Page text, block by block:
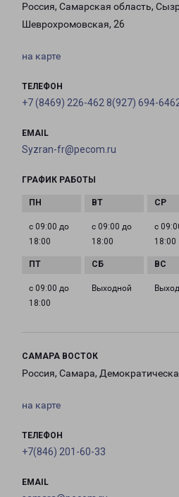
Россия, Самарская область,
Шеврохромовская, 26
на карте
ТЕЛЕФОН
+7 (8469) 226-462 8(927) 694-
EMAIL
Syzran-fr@pecom.ru
ГРАФИК РАБОТЫ
с 09:00 до
18:00
с 09:00 до
18:00
с
18:00
с 09:00 до
18:00
Выходной
САМАРА ВОСТОК
Россия, Самара,
на карте
ТЕЛЕФОН
+7(846) 201-60-33
EMAIL